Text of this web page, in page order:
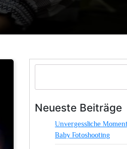
Neueste Beiträge
Unvergessliche
Baby Fotoshooting